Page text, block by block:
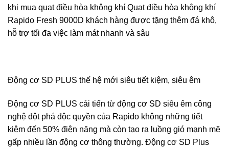
khi mua quạt điều hòa không khí Quạt điều hòa không khí
Rapido Fresh 9000D khách hàng được tặng thêm đá khô,
hỗ trợ tối đa việc làm mát nhanh và sâu
Động cơ SD PLUS thế hệ mới siêu tiết kiệm, siêu êm
Động cơ SD PLUS cải tiến từ động cơ SD siêu êm công
nghệ đột phá độc quyền của Rapido không những tiết
kiệm đến 50% điện năng mà còn tạo ra luồng gió mạnh mẽ
gấp nhiều lần động cơ thông thường. Động cơ SD Plus